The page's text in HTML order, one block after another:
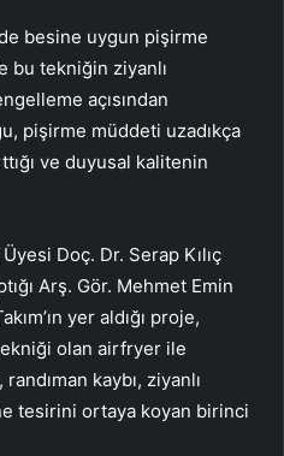
besine uygun pişirme
bu tekniğin ziyanlı
açısından
pişirme müddeti uzadıkça
ve duyusal kalitenin
Doç. Dr. Serap Kılıç
Arş. Gör. Mehmet Emin
yer aldığı proje,
olan airfryer ile
kaybı, ziyanlı
tesirini ortaya koyan birinci